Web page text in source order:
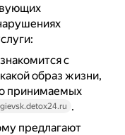
с
образ жизни,
принимаемых
.
предлагают